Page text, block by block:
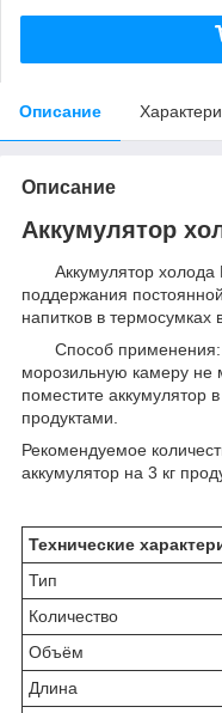
Описание
Описание
Аккумулятор
Аккумулятор холода
поддержания
напитков в термосумках
Способ применения:
морозильную камеру не
поместите аккумулятор
продуктами.
Рекомендуемое
аккумулятор на 3 кг
Технические
Тип
Количество
Объём
Длина